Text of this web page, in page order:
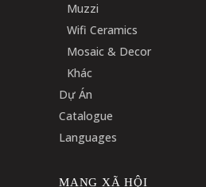
Muzzi
Wifi Ceramics
Mosaic & Decor
Khác
Dự Án
Catalogue
Languages
MẠNG XÃ HỘI